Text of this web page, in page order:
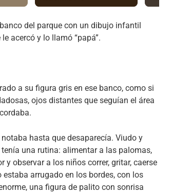
del parque con un dibujo infantil
acercó y lo llamó “papá”.
a su figura gris en ese banco, como si
ojos distantes que seguían el área
hasta que desaparecía. Viudo y
una rutina: alimentar a las palomas,
observar a los niños correr, gritar, caerse
arrugado en los bordes, con los
una figura de palito con sonrisa